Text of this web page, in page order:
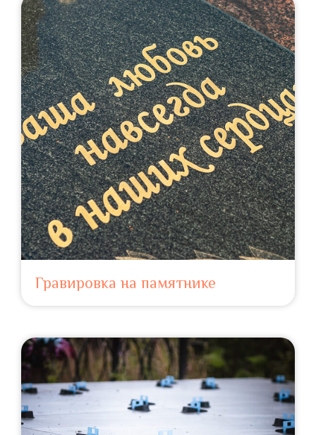
Гравировка на памятнике